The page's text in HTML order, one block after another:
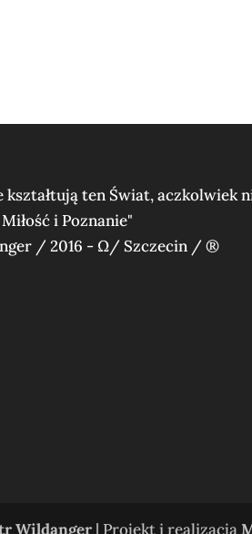
kształtują ten Świat, aczkolwiek
i Poznanie"
/ 2016 - Ω/ Szczecin / ®
Wildanger | Projekt i realizacja